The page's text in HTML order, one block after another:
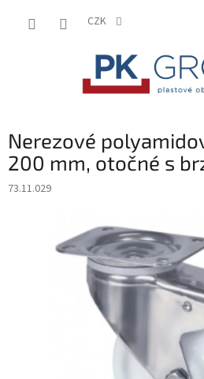
CZK
Nerezové
200 mm, otočné s
73.11.029